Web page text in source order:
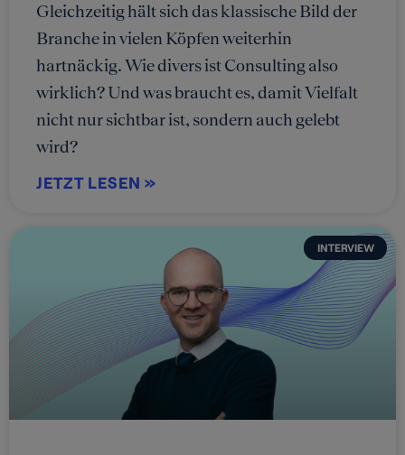
Gleichzeitig hält sich das klassische Bild der
Branche in vielen Köpfen weiterhin
hartnäckig. Wie divers ist Consulting also
wirklich? Und was braucht es, damit Vielfalt
nicht nur sichtbar ist, sondern auch gelebt
wird?
JETZT LESEN »
INTERVIEW